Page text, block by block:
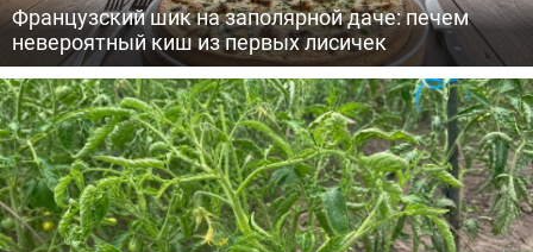
Французский шик на заполярной даче: печем
невероятный киш из первых лисичек